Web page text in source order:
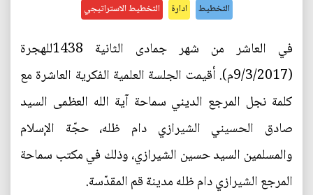
التخطيط ادارة التخطيط الاستراتيجي
في العاشر من شهر جمادى الثانية 1438للهجرة
(9/3/2017م). أقيمت الجلسة العلمية الفكرية العاشرة مع
كلمة نجل المرجع الديني سماحة آية الله العظمى السيد
صادق الحسيني الشيرازي دام ظله، حجّة الإسلام
والمسلمين السيد حسين الشيرازي، وذلك في مكتب سماحة
المرجع الشيرازي دام ظله مدينة قم المقدّسة.